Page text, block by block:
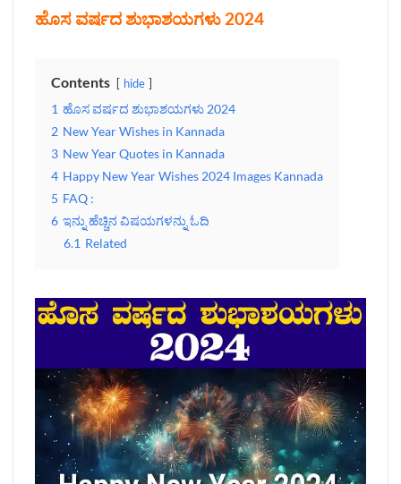
ಹೊಸ ವರ್ಷದ ಶುಭಾಶಯಗಳು 2024
Contents hide
1 ಹೊಸ ವರ್ಷದ ಶುಭಾಶಯಗಳು 2024
2 New Year Wishes in Kannada
3 New Year Quotes in Kannada
4 Happy New Year Wishes 2024 Images Kannada
5 FAQ :
6 ಇನ್ನು ಹೆಚ್ಚಿನ ವಿಷಯಗಳನ್ನು ಓದಿ
6.1 Related